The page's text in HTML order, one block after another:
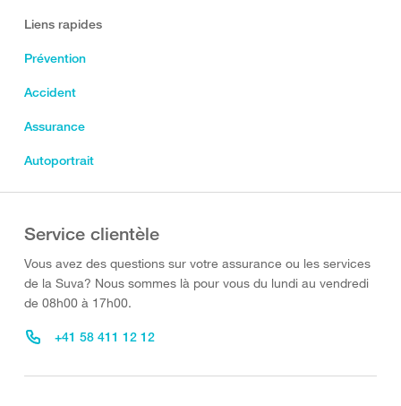
Liens rapides
Prévention
Accident
Assurance
Autoportrait
Service clientèle
Vous avez des questions sur votre assurance ou les services
de la Suva? Nous sommes là pour vous du lundi au vendredi
de 08h00 à 17h00.
+41 58 411 12 12